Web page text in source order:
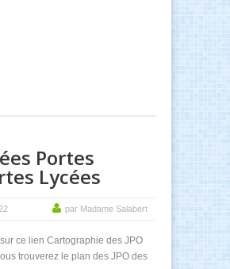
Portes
Lycées
par Madame Salabert
ce lien Cartographie des JPO
trouverez le plan des JPO des